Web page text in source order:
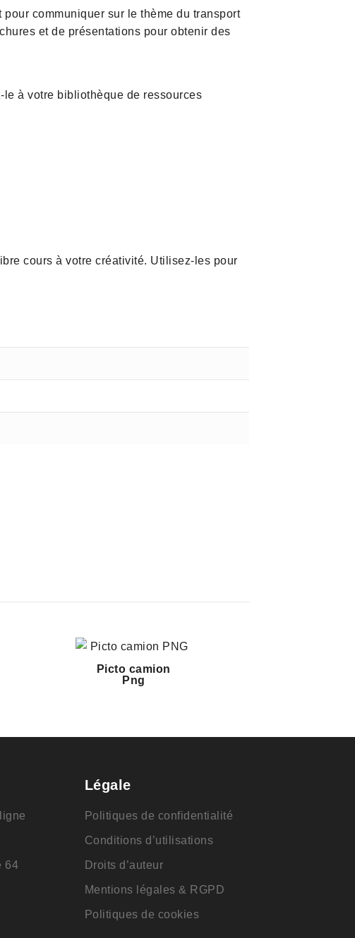
communiquer sur le thème du transport
et de présentations pour obtenir des
à votre bibliothèque de ressources
cours à votre créativité. Utilisez-les pour
Picto camion
Png
64
Légale
Politiques de confidentialité
Conditions d’utilisations
Droits d’auteur
Mentions légales & RGPD
Politiques de cookies